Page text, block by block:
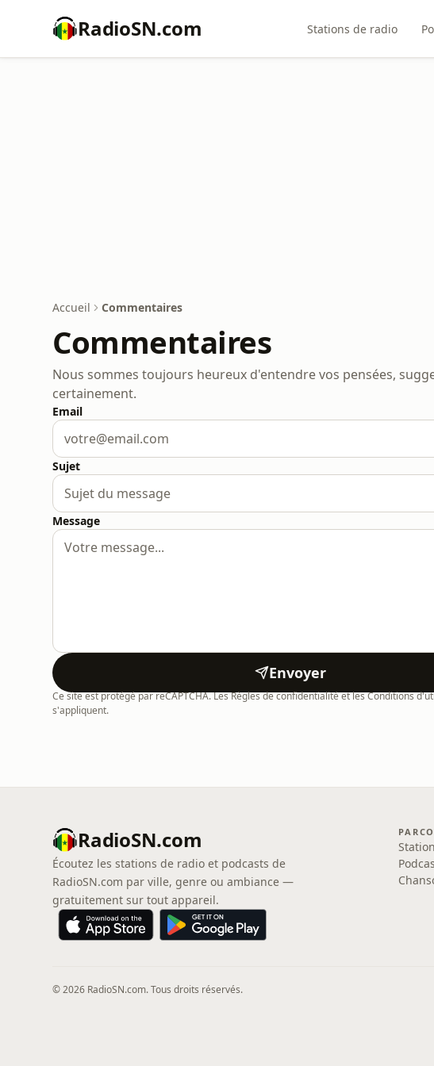
RadioSN.com Stations de radio
Accueil Commentaires
Commentaires
Nous sommes toujours heureux d'entendre vos pensées,
certainement.
Email
Sujet
Message
Envoyer
Ce site est protégé par reCAPTCHA. Les Règles de confidentialité et les Conditions
s'appliquent.
RadioSN.com
Écoutez les stations de radio et podcasts de
RadioSN.com par ville, genre ou ambiance —
gratuitement sur tout appareil.
© 2026 RadioSN.com. Tous droits réservés.